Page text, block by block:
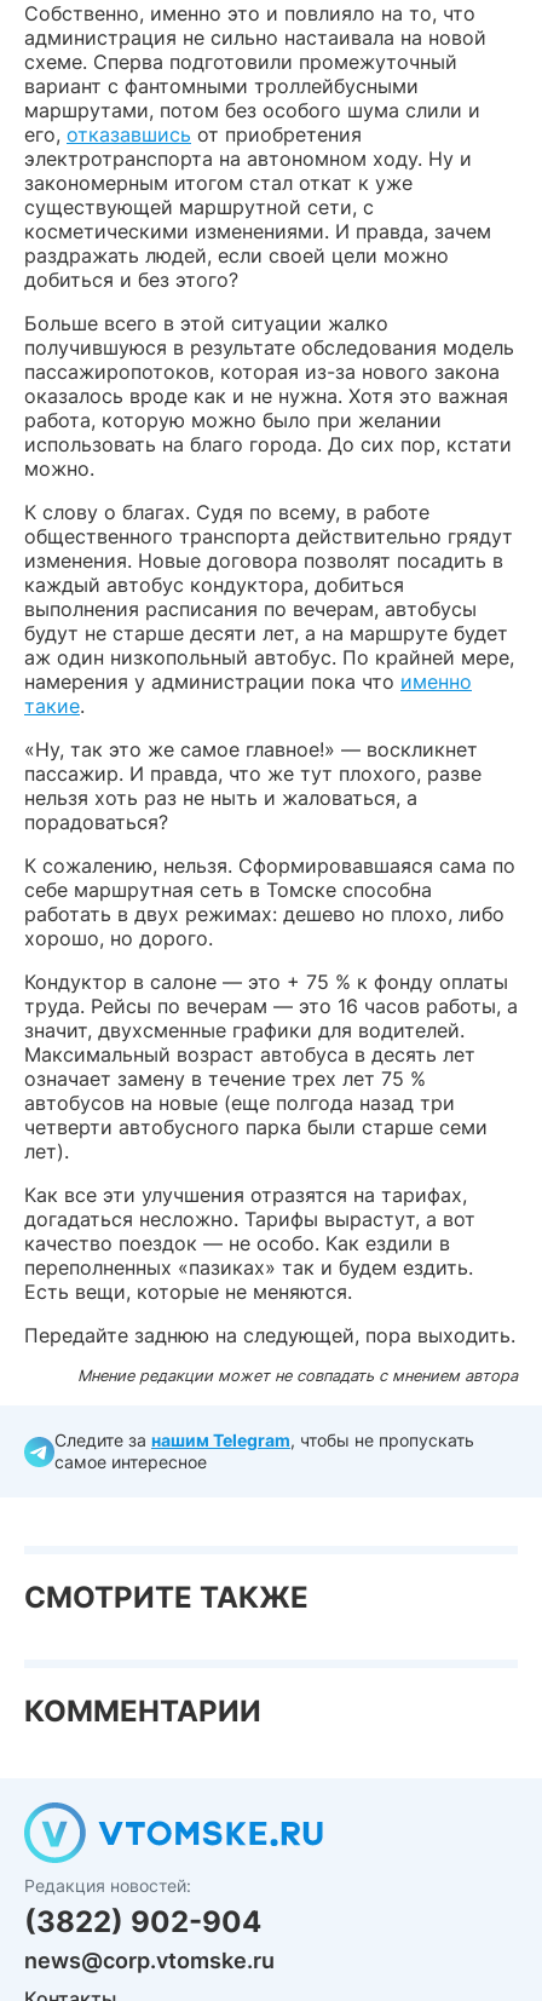
Собственно, именно это и повлияло на то, что
администрация не сильно настаивала на новой
схеме. Сперва подготовили промежуточный
вариант с фантомными троллейбусными
маршрутами, потом без особого шума слили и
его, отказавшись от приобретения
электротранспорта на автономном ходу. Ну и
закономерным итогом стал откат к уже
существующей маршрутной сети, с
косметическими изменениями. И правда, зачем
раздражать людей, если своей цели можно
добиться и без этого?
Больше всего в этой ситуации жалко
получившуюся в результате обследования модель
пассажиропотоков, которая из-за нового закона
оказалось вроде как и не нужна. Хотя это важная
работа, которую можно было при желании
использовать на благо города. До сих пор, кстати
можно.
К слову о благах. Судя по всему, в работе
общественного транспорта действительно грядут
изменения. Новые договора позволят посадить в
каждый автобус кондуктора, добиться
выполнения расписания по вечерам, автобусы
будут не старше десяти лет, а на маршруте будет
аж один низкопольный автобус. По крайней мере,
намерения у администрации пока что именно
такие.
«Ну, так это же самое главное!» — воскликнет
пассажир. И правда, что же тут плохого, разве
нельзя хоть раз не ныть и жаловаться, а
порадоваться?
К сожалению, нельзя. Сформировавшаяся сама по
себе маршрутная сеть в Томске способна
работать в двух режимах: дешево но плохо, либо
хорошо, но дорого.
Кондуктор в салоне — это + 75 % к фонду оплаты
труда. Рейсы по вечерам — это 16 часов работы, а
значит, двухсменные графики для водителей.
Максимальный возраст автобуса в десять лет
означает замену в течение трех лет 75 %
автобусов на новые (еще полгода назад три
четверти автобусного парка были старше семи
лет).
Как все эти улучшения отразятся на тарифах,
догадаться несложно. Тарифы вырастут, а вот
качество поездок — не особо. Как ездили в
переполненных «пазиках» так и будем ездить.
Есть вещи, которые не меняются.
Передайте заднюю на следующей, пора выходить.
Мнение редакции может не совпадать с мнением автора
Следите за нашим Telegram, чтобы не пропускать
самое интересное
СМОТРИТЕ ТАКЖЕ
КОММЕНТАРИИ
Редакция новостей:
(3822) 902-904
news@corp.vtomske.ru